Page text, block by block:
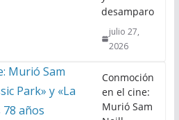
desamparo
julio 27,
2026
Conmoción
en el cine:
Murió Sam